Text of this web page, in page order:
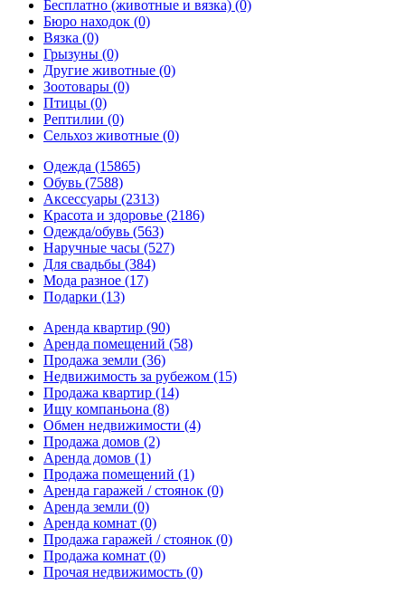
Бесплатно (животные и вязка) (0)
Бюро находок (0)
Вязка (0)
Грызуны (0)
Другие животные (0)
Зоотовары (0)
Птицы (0)
Рептилии (0)
Сельхоз животные (0)
Одежда (15865)
Обувь (7588)
Аксессуары (2313)
Красота и здоровье (2186)
Одежда/обувь (563)
Наручные часы (527)
Для свадьбы (384)
Мода разное (17)
Подарки (13)
Аренда квартир (90)
Аренда помещений (58)
Продажа земли (36)
Недвижимость за рубежом (15)
Продажа квартир (14)
Ищу компаньона (8)
Обмен недвижимости (4)
Продажа домов (2)
Аренда домов (1)
Продажа помещений (1)
Аренда гаражей / стоянок (0)
Аренда земли (0)
Аренда комнат (0)
Продажа гаражей / стоянок (0)
Продажа комнат (0)
Прочая недвижимость (0)